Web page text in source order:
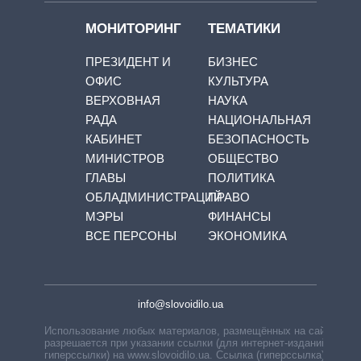
МОНИТОРИНГ
ПРЕЗИДЕНТ И
ОФИС
ВЕРХОВНАЯ
РАДА
КАБИНЕТ
МИНИСТРОВ
ГЛАВЫ
ОБЛАДМИНИСТРАЦИЙ
МЭРЫ
ВСЕ ПЕРСОНЫ
ТЕМАТИКИ
БИЗНЕС
КУЛЬТУРА
НАУКА
НАЦИОНАЛЬНАЯ
БЕЗОПАСНОСТЬ
ОБЩЕСТВО
ПОЛИТИКА
ПРАВО
ФИНАНСЫ
ЭКОНОМИКА
info@slovoidilo.ua
Использование любых материалов, размещённых на сайте,
разрешается при указании ссылки (для интернет-изданий —
гиперссылки) на www.slovoidilo.ua. Ссылка (гиперссылка)